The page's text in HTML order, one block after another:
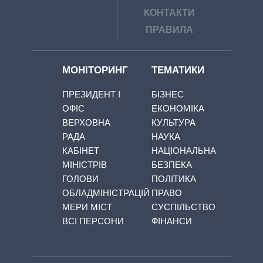
КОНТАКТИ
ПРАВИЛА
МОНІТОРИНГ
ПРЕЗИДЕНТ І
ОФІС
ВЕРХОВНА
РАДА
КАБІНЕТ
МІНІСТРІВ
ГОЛОВИ
ОБЛАДМІНІСТРАЦІЙ
МЕРИ МІСТ
ВСІ ПЕРСОНИ
ТЕМАТИКИ
БІЗНЕС
ЕКОНОМІКА
КУЛЬТУРА
НАУКА
НАЦІОНАЛЬНА
БЕЗПЕКА
ПОЛІТИКА
ПРАВО
СУСПІЛЬСТВО
ФІНАНСИ